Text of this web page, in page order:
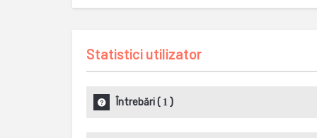
Statistici utilizator
Întrebări( 1 )